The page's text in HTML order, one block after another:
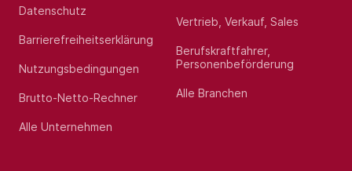
Datenschutz
Barrierefreiheitserklärung
Nutzungsbedingungen
Brutto-Netto-Rechner
Alle Unternehmen
Vertrieb, Verkauf, Sales
Berufskraftfahrer,
Personenbeförderung
Alle Branchen